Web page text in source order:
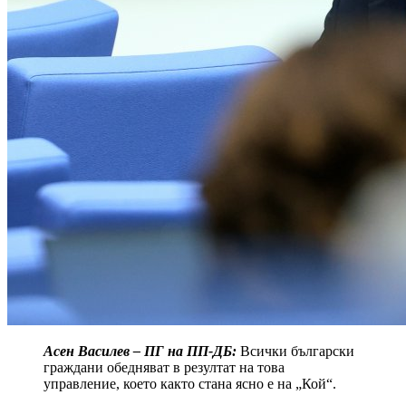
Асен Василев – ПГ на ПП-ДБ: Всички български
граждани обедняват в резултат на това
управление, което както стана ясно е на „Кой“.